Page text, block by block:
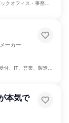
ス・事務・受付、SCM/生産管理/購買/物流
ーカー
、営業、製造・生産工程
本気で